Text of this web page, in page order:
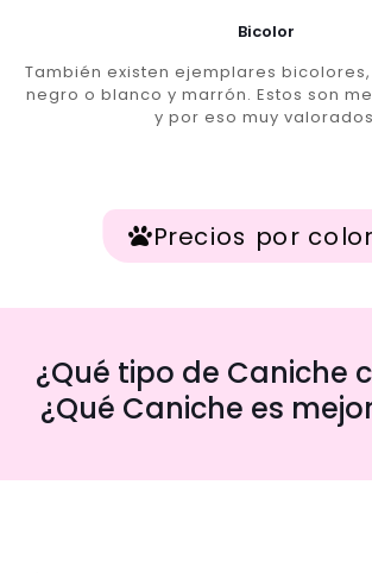
Bicolor
También existen ejemplares
negro o blanco y marrón. Estos son
y por eso muy
Precios por
¿Qué tipo de Caniche
¿Qué Caniche es